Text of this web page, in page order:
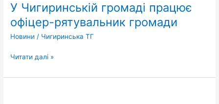
У Чигиринській громаді працює
офіцер-рятувальник громади
Новини / Чигиринська ТГ
громаді
працює
офіцер-
рятувальник
Читати далі »